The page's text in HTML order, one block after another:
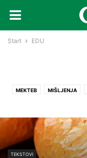
Start EDU
MEKTEB MIŠLJENJA
TEKSTOVI